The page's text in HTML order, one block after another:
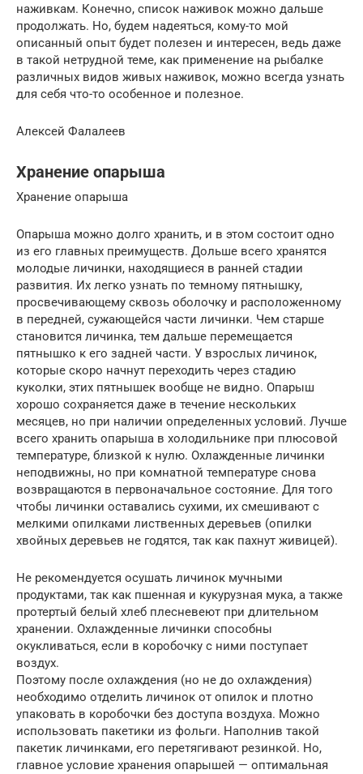
наживкам. Конечно, список наживок можно дальше
продолжать. Но, будем надеяться, кому-то мой
описанный опыт будет полезен и интересен, ведь даже
в такой нетрудной теме, как применение на рыбалке
различных видов живых наживок, можно всегда узнать
для себя что-то особенное и полезное.
Алексей Фалалеев
Хранение опарыша
Хранение опарыша
Опарыша можно долго хранить, и в этом состоит одно
из его главных преимуществ. Дольше всего хранятся
молодые личинки, находящиеся в ранней стадии
развития. Их легко узнать по темному пятнышку,
просвечивающему сквозь оболочку и расположенному
в передней, сужающейся части личинки. Чем старше
становится личинка, тем дальше перемещается
пятнышко к его задней части. У взрослых личинок,
которые скоро начнут переходить через стадию
куколки, этих пятнышек вообще не видно. Опарыш
хорошо сохраняется даже в течение нескольких
месяцев, но при наличии определенных условий. Лучше
всего хранить опарыша в холодильнике при плюсовой
температуре, близкой к нулю. Охлажденные личинки
неподвижны, но при комнатной температуре снова
возвращаются в первоначальное состояние. Для того
чтобы личинки оставались сухими, их смешивают с
мелкими опилками лиственных деревьев (опилки
хвойных деревьев не годятся, так как пахнут живицей).
Не рекомендуется осушать личинок мучными
продуктами, так как пшенная и кукурузная мука, а также
протертый белый хлеб плесневеют при длительном
хранении. Охлажденные личинки способны
окукливаться, если в коробочку с ними поступает
воздух.
Поэтому после охлаждения (но не до охлаждения)
необходимо отделить личинок от опилок и плотно
упаковать в коробочки без доступа воздуха. Можно
использовать пакетики из фольги. Наполнив такой
пакетик личинками, его перетягивают резинкой. Но,
главное условие хранения опарышей — оптимальная